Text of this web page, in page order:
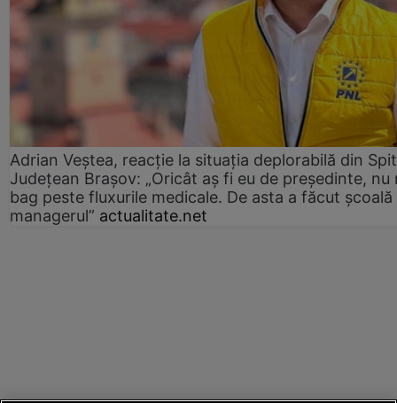
Adrian Veștea, reacție la situația deplorabilă din
Județean Brașov: „Oricât aș fi eu de președinte, nu
bag peste fluxurile medicale. De asta a făcut școală
managerul” actualitate.net